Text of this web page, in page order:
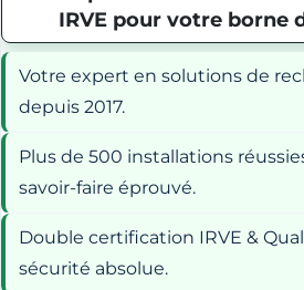
IRVE pour votre borne
Votre expert en solutions de
depuis 2017.
Plus de 500 installations
savoir-faire éprouvé.
Double certification IRVE &
sécurité absolue.